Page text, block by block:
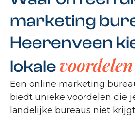
marketing
Heerenveen
lokale voordelen
Een online marketing
biedt unieke voordelen die
landelijke bureaus niet